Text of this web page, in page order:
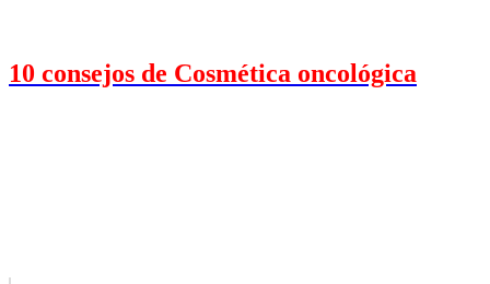
10 consejos de Cosmética oncológica